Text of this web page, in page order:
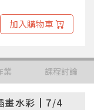
加入購物車
業 課程討論
畫水彩┃7/4